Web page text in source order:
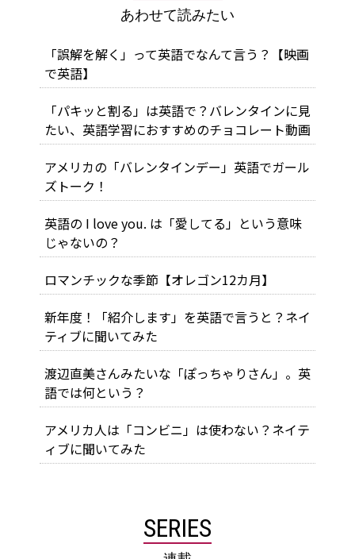
あわせて読みたい
「誤解を解く」って英語でなんて言う？【映画
で英語】
「パキッと割る」は英語で？バレンタインに見
たい、英語学習におすすめのチョコレート動画
アメリカの「バレンタインデー」英語でガール
ズトーク！
英語の I love you. は「愛してる」という意味
じゃないの？
ロマンチックな季節【オレゴン12カ月】
新年度！「紹介します」を英語で言うと？ネイ
ティブに聞いてみた
渡辺直美さんみたいな「ぽっちゃりさん」。英
語では何という？
アメリカ人は「コンビニ」は使わない？ネイテ
ィブに聞いてみた
SERIES